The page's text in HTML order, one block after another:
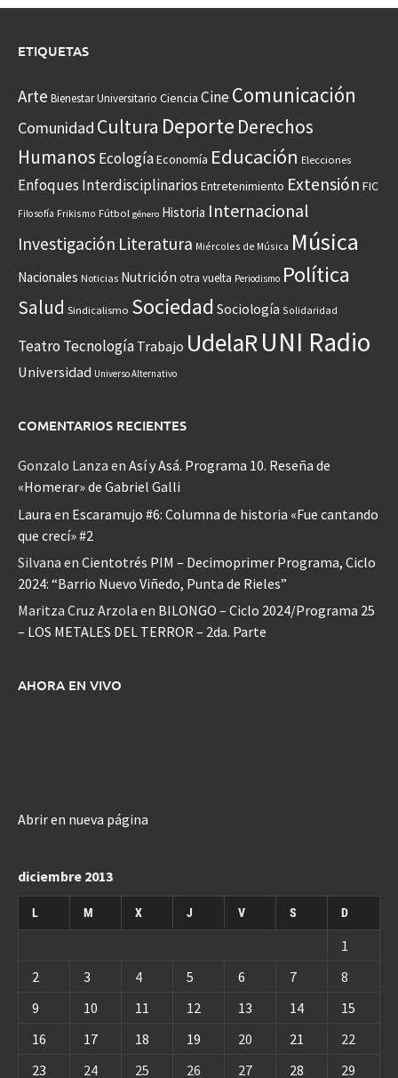
ETIQUETAS
Arte Bienestar Universitario Ciencia CineComunicación
Comunidad Cultura Deporte Derechos
Humanos EcologíaEconomía Educación Elecciones
Enfoques Interdisciplinarios Entretenimiento Extensión FIC
Filosofía Frikismo Fútbol género Historia Internacional
Investigación Literatura Miércoles de Música Música
Nacionales Noticias Nutrición otra vuelta Periodismo Política
Salud Sindicalismo Sociedad Sociología Solidaridad
Teatro Tecnología Trabajo UdelaRUNI Radio
Universidad Universo Alternativo
COMENTARIOS RECIENTES
Gonzalo Lanza en Así y Asá. Programa 10. Reseña de
«Homerar» de Gabriel Galli
Laura en Escaramujo #6: Columna de historia «Fue cantando
que crecí» #2
Silvana en Cientotrés PIM – Decimoprimer Programa, Ciclo
2024: “Barrio Nuevo Viñedo, Punta de Rieles”
Maritza Cruz Arzola en BILONGO – Ciclo 2024/Programa 25
– LOS METALES DEL TERROR – 2da. Parte
AHORA EN VIVO
Abrir en nueva página
diciembre 2013
L M X J V S D
1
2
3 4 5 6 7
8
9
10 11 12 13 14
15
16
17 18 19 20 21
22
23
24 25 26 27 28 29